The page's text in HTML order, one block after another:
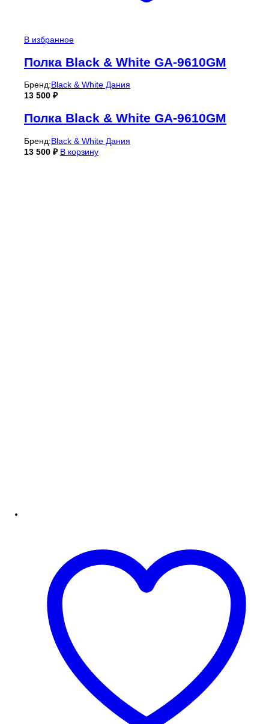
В избранное
Полка Black & White GA-9610GM
Бренд:Black & White Дания
13 500 ₽
Полка Black & White GA-9610GM
Бренд:Black & White Дания
13 500 ₽ В корзину